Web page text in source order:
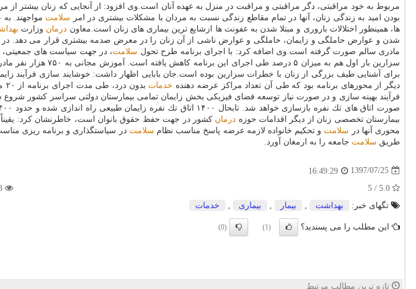
مربوط به خود مراقبتی، دگر مراقبتی و مراقبت در منزل به عهده آنان است.وی افزود: از آنجایی كه زنان بیشتر
بودن امید به زندگی زنان، آنها در تمام مقاطع زندگی نسبت به مردان با مشكلات بیشتری در امر سلامت مواجهند.
ها، همینطور اختلالات باروری و مبتلا شدن به عفونت ها ازشایع ترین بیماری های زنان است.معاون درمان وزارت
شدن و عوارض حاملگی و زایمان، حاملگی و عوارض ناشی از آن زنان را در معرض صدمه بیشتری قرار می دهد.
مادری سالم صورت گرفته است.وی اضافه كرد: با اجرای برنامه طرح تحول سلامت
سزارین بار اول هم به
برای آشنایی طیف بزرگی از زنان با خطرات سزارین بوده است.جان بابایی اظهار داشت: خوشایند سازی فرآیند
دیگر از محورهای برنامه بود كه طی آن تعداد مراكز عرضه دهنده خدمات
بیمارستان تخصصی زنان از دیگر اقدامات حوزه درمان كشور در جهت حفظ حقوق بانوان است، خاطرنشان كرد: یقیناً
محوری آنها در سلامت و تحكیم خانواده لازمه عرضه پاسخ مناسب نظام سلامت در سیاستگذاری و برنامه ریزی
طریق سلامت جامعه را به ارمغان آورد.
1397/07/25
16:49:29
تگهای خبر:
بهداشت بیمار بیماری خدمات
این مطلب را می پسندید؟ (1)
(0)
تازه ترین مطالب مرتبط